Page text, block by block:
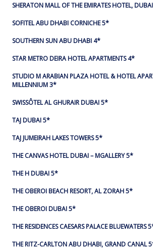
SHERATON MALL OF THE EMIRATES HOTEL,
SOFITEL ABU DHABI CORNICHE 5*
SOUTHERN SUN ABU DHABI 4*
STAR METRO DEIRA HOTEL APARTMENTS 4*
STUDIO M ARABIAN PLAZA HOTEL & HOTEL
MILLENNIUM 3*
SWISSÔTEL AL GHURAIR DUBAI 5*
TAJ DUBAI 5*
TAJ JUMEIRAH LAKES TOWERS 5*
THE CANVAS HOTEL DUBAI – MGALLERY 5*
THE H DUBAI 5*
THE OBEROI BEACH RESORT, AL ZORAH 5*
THE OBEROI DUBAI 5*
THE RESIDENCES CAESARS PALACE BLUEWATERS
THE RITZ-CARLTON ABU DHABI, GRAND CANAL